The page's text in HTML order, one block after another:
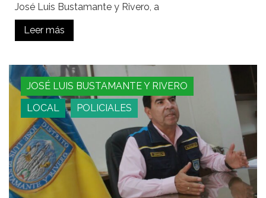
José Luis Bustamante y Rivero, a
Leer más
JOSÉ LUIS BUSTAMANTE Y RIVERO
LOCAL
POLICIALES